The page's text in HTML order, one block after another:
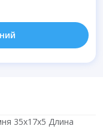
35х17х5 Длина